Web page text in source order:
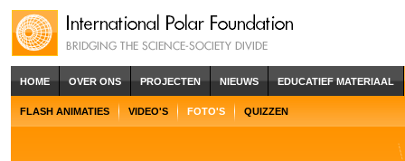
HOME OVER ONS PROJECTEN NIEUWS EDUCATIEF MATERIAAL
FLASH ANIMATIES VIDEO'S FOTO'S QUIZZEN